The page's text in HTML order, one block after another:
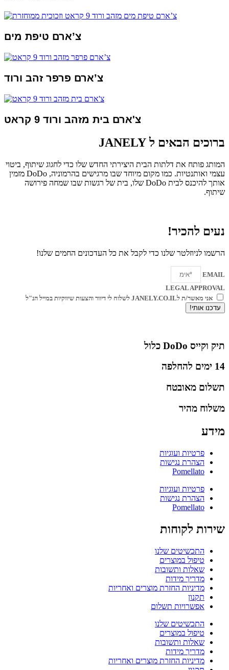
צ’ארם טיפת מים
צ’ארם פרפר זהב ורוד
צ'ארם בית מזהב ורוד 9 קראט
ברוכים הבאים ל JANELY
המותג פותח את דלתות הבית היצירתי החדש שלו כדי לחגוג שיתוף, ביטוי
עצמי ואותנטיות. כמו מקום מיוחד שבו מרגישים בהרמוניה, DoDo מזמין
אותך להיכנס לבית DoDo שלו, בית של רגשות שבו שמחה פירושה
שיתוף.
נעים להכיר!
הרשמו לניוזלטר שלנו כדי לקבל את כל העדכונים החמים שלנו!
EMAIL
LEGAL APPROVAL
אני מאשר/ת לJANELY.CO.IL לשלוח לי דיוור והצעות שיווקיות במייל הנ"ל
עדכנו אותי!
תיק וקייס DoDo כלול
14 ימים להחלפה
תשלום מאובטח
משלוח מהיר
מידע
פרטיות ועוגיות
הצהרת נגישות
Pomellato
פרטיות ועוגיות
הצהרת נגישות
Pomellato
שירות לקוחות
התכשיטים שלנו
טיפול במוצרים
שאלות ותשובות
מדריך מידות
מדיניות החזרת מוצרים ואחריות
תקנון
אפשרויות תשלום
התכשיטים שלנו
טיפול במוצרים
שאלות ותשובות
מדריך מידות
מדיניות החזרת מוצרים ואחריות